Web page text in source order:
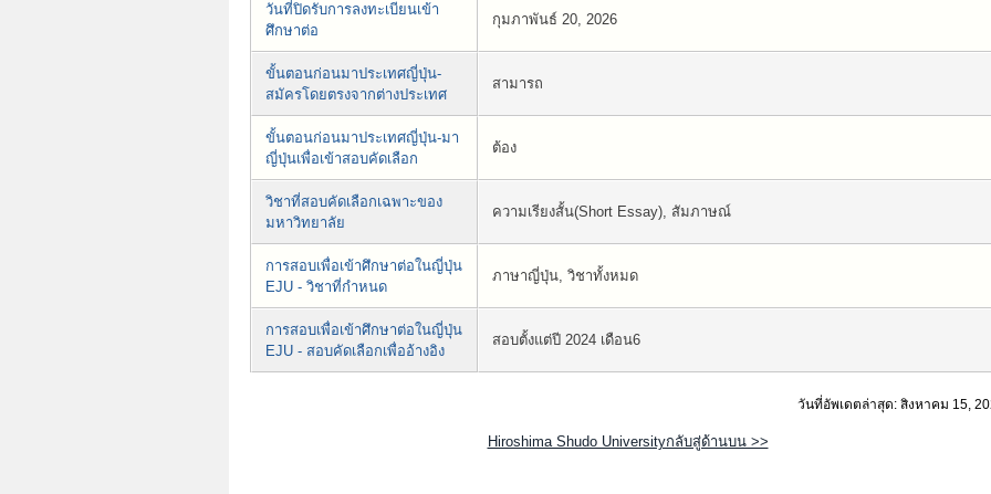
วันที่ปิดรับการลงทะเบียนเข้า
ศึกษาต่อ
กุมภาพันธ์ 20, 2026
ขั้นตอนก่อนมาประเทศญี่ปุ่น-
สมัครโดยตรงจากต่างประเทศ
สามารถ
ขั้นตอนก่อนมาประเทศญี่ปุ่น-มา
ญี่ปุ่นเพื่อเข้าสอบคัดเลือก
ต้อง
วิชาที่สอบคัดเลือกเฉพาะของ
มหาวิทยาลัย
ความเรียงสั้น(Short Essay), สัมภาษณ์
การสอบเพื่อเข้าศึกษาต่อในญี่ปุ่น
EJU - วิชาที่กำหนด
ภาษาญี่ปุ่น, วิชาทั้งหมด
การสอบเพื่อเข้าศึกษาต่อในญี่ปุ่น
EJU - สอบคัดเลือกเพื่ออ้างอิง
สอบตั้งแต่ปี 2024 เดือน6
วันที่อัพเดตล่าสุด: สิงหาคม 15,
Hiroshima Shudo Universityกลับสู่ด้านบน >>